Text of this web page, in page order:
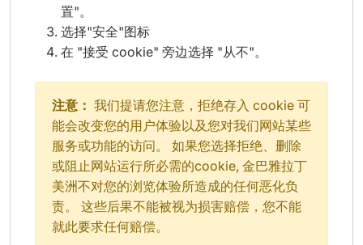
置"。
选择"安全"图标
在 "接受 cookie" 旁边选择 "从不"。
注意： 我们提请您注意，拒绝存入 cookie 可
能会改变您的用户体验以及您对我们网站某些
服务或功能的访问。 如果您选择拒绝、删除
或阻止网站运行所必需的cookie, 金巴雅拉丁
美洲不对您的浏览体验所造成的任何恶化负
责。 这些后果不能被视为损害赔偿，您不能
就此要求任何赔偿。